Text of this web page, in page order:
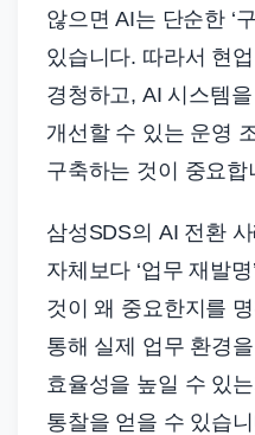
않으면 AI는 단순한 ‘
있습니다. 따라서 현
경청하고, AI 시스템
개선할 수 있는 운영
구축하는 것이 중요합
삼성SDS의 AI 전환
자체보다 ‘업무 재발
것이 왜 중요한지를
통해 실제 업무 환경
효율성을 높일 수 있
통찰을 얻을 수 있습